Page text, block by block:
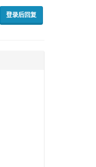
登录后回复